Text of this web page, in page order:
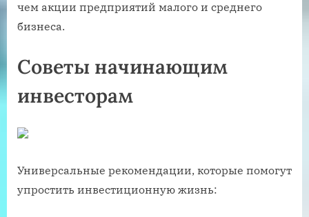
чем акции предприятий малого и среднего
бизнеса.
Советы начинающим
инвесторам
Универсальные рекомендации, которые помогут
упростить инвестиционную жизнь: